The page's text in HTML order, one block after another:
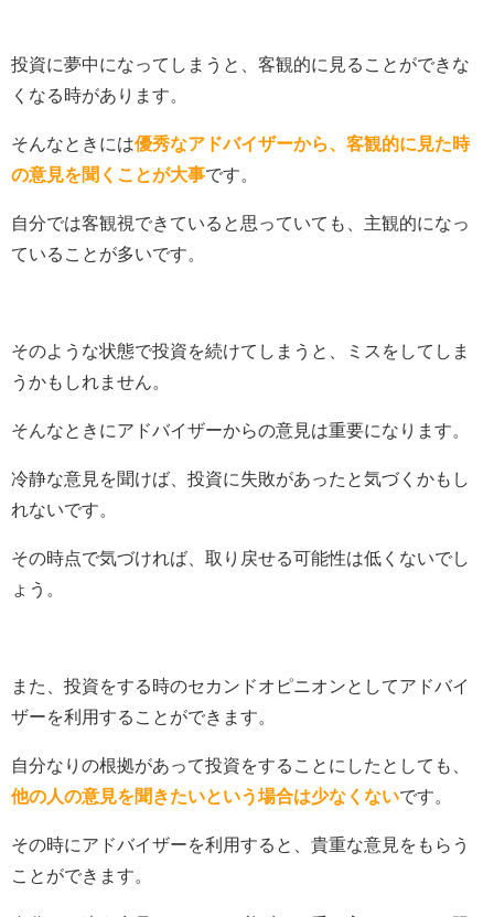
投資に夢中になってしまうと、客観的に見ることができな
くなる時があります。
そんなときには優秀なアドバイザーから、客観的に見た時
の意見を聞くことが大事です。
自分では客観視できていると思っていても、主観的になっ
ていることが多いです。
そのような状態で投資を続けてしまうと、ミスをしてしま
うかもしれません。
そんなときにアドバイザーからの意見は重要になります。
冷静な意見を聞けば、投資に失敗があったと気づくかもし
れないです。
その時点で気づければ、取り戻せる可能性は低くないでし
ょう。
また、投資をする時のセカンドオピニオンとしてアドバイ
ザーを利用することができます。
自分なりの根拠があって投資をすることにしたとしても、
他の人の意見を聞きたいという場合は少なくないです。
その時にアドバイザーを利用すると、貴重な意見をもらう
ことができます。